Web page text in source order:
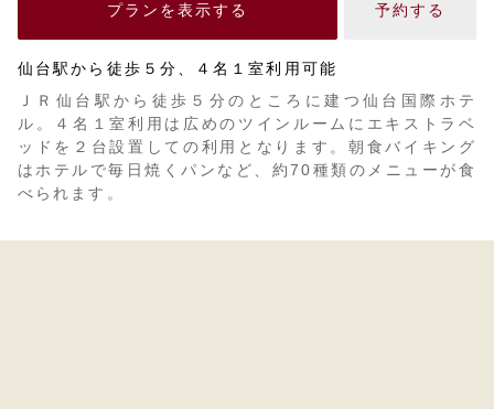
仙台駅から徒歩５分、４名１室利用可能
ＪＲ仙台駅から徒歩５分のところに建つ仙台国際ホテ
ル。４名１室利用は広めのツインルームにエキストラベ
ッドを２台設置しての利用となります。朝食バイキング
はホテルで毎日焼くパンなど、約70種類のメニューが食
べられます。
プランを表示する 予約する